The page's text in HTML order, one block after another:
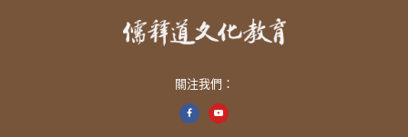
關注我們：